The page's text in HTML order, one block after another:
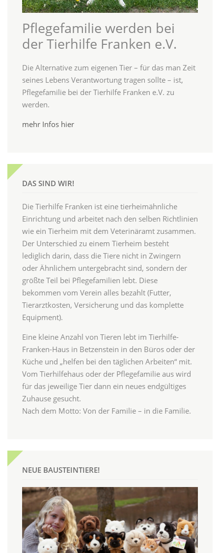
Pflegefamilie werden bei
der Tierhilfe Franken e.V.
Die Alternative zum eigenen Tier – für das man Zeit
seines Lebens Verantwortung tragen sollte – ist,
Pflegefamilie bei der Tierhilfe Franken e.V. zu
werden.
mehr Infos hier
DAS SIND WIR!
Die Tierhilfe Franken ist eine tierheimähnliche
Einrichtung und arbeitet nach den selben Richtlinien
wie ein Tierheim mit dem Veterinäramt zusammen.
Der Unterschied zu einem Tierheim besteht
lediglich darin, dass die Tiere nicht in Zwingern
oder Ähnlichem untergebracht sind, sondern der
größte Teil bei Pflegefamilien lebt. Diese
bekommen vom Verein alles bezahlt (Futter,
Tierarztkosten, Versicherung und das komplette
Equipment).
Eine kleine Anzahl von Tieren lebt im Tierhilfe-
Franken-Haus in Betzenstein in den Büros oder der
Küche und „helfen bei den täglichen Arbeiten“ mit.
Vom Tierhilfehaus oder der Pflegefamilie aus wird
für das jeweilige Tier dann ein neues endgültiges
Zuhause gesucht.
Nach dem Motto: Von der Familie – in die Familie.
NEUE BAUSTEINTIERE!